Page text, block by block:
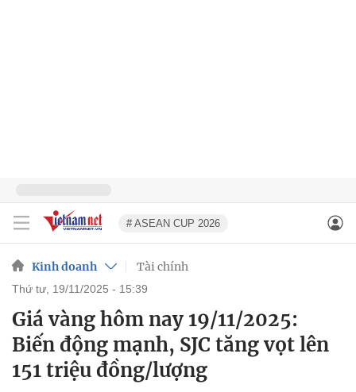
# ASEAN CUP 2026
Kinh doanh Tài chính
thứ tư, 19/11/2025 - 15:39
Giá vàng hôm nay 19/11/2025:
Biến động mạnh, SJC tăng vọt lên
151 triệu đồng/lượng